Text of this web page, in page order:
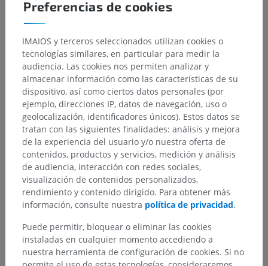
Preferencias de cookies
IMAIOS y terceros seleccionados utilizan cookies o
tecnologías similares, en particular para medir la
audiencia. Las cookies nos permiten analizar y
almacenar información como las características de su
dispositivo, así como ciertos datos personales (por
ejemplo, direcciones IP, datos de navegación, uso o
geolocalización, identificadores únicos). Estos datos se
tratan con las siguientes finalidades: análisis y mejora
de la experiencia del usuario y/o nuestra oferta de
contenidos, productos y servicios, medición y análisis
de audiencia, interacción con redes sociales,
visualización de contenidos personalizados,
rendimiento y contenido dirigido. Para obtener más
información, consulte nuestra política de privacidad.
Puede permitir, bloquear o eliminar las cookies
instaladas en cualquier momento accediendo a
nuestra herramienta de configuración de cookies. Si no